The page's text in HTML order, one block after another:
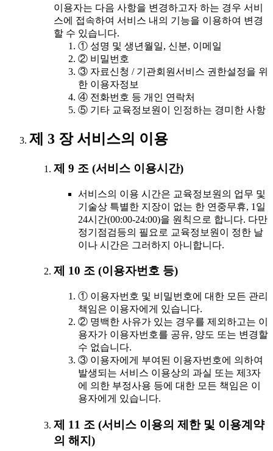
이용자는 다음 사항을 변경하고자 하는 경우 서비
스에 접속하여 서비스 내의 기능을 이용하여 변경
할 수 있습니다.
① 성명 및 생년월일, 신분, 이메일
② 비밀번호
③ 자료신청 / 기관회원서비스 권한설정을 위
한 이용자정보
④ 전화번호 등 개인 연락처
⑤ 기타 교육정보원이 인정하는 경미한 사항
제 3 장 서비스의 이용
제 9 조 (서비스 이용시간)
서비스의 이용 시간은 교육정보원의 업무 및
기술상 특별한 지장이 없는 한 연중무휴, 1일
24시간(00:00-24:00)을 원칙으로 합니다. 다만
정기점검등의 필요로 교육정보원이 정한 날
이나 시간은 그러하지 아니합니다.
제 10 조 (이용자번호 등)
① 이용자번호 및 비밀번호에 대한 모든 관리
책임은 이용자에게 있습니다.
② 명백한 사유가 있는 경우를 제외하고는 이
용자가 이용자번호를 공유, 양도 또는 변경할
수 없습니다.
③ 이용자에게 부여된 이용자번호에 의하여
발생되는 서비스 이용상의 과실 또는 제3자
에 의한 부정사용 등에 대한 모든 책임은 이
용자에게 있습니다.
제 11 조 (서비스 이용의 제한 및 이용계약
의 해지)